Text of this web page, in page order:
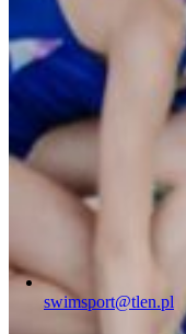
swimsport@tlen.pl